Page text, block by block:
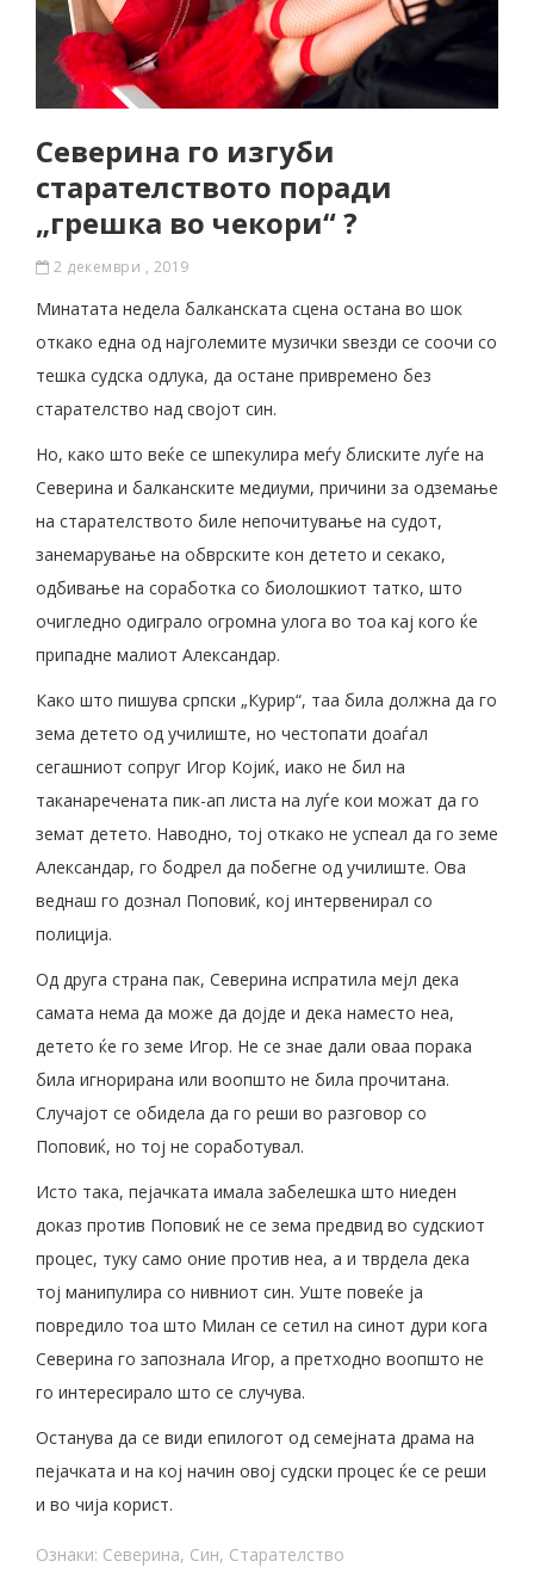
Северина го изгуби
старателството поради
„грешка во чекори“ ?
2 декември , 2019
Минатата недела балканската сцена остана во шок
откако една од најголемите музички ѕвезди се соочи со
тешка судска одлука, да остане привремено без
старателство над својот син.
Но, како што веќе се шпекулира меѓу блиските луѓе на
Северина и балканските медиуми, причини за одземање
на старателството биле непочитување на судот,
занемарување на обврските кон детето и секако,
одбивање на соработка со биолошкиот татко, што
очигледно одиграло огромна улога во тоа кај кого ќе
припадне малиот Александар.
Како што пишува српски „Курир“, таа била должна да го
зема детето од училиште, но честопати доаѓал
сегашниот сопруг Игор Којиќ, иако не бил на
таканаречената пик-ап листа на луѓе кои можат да го
земат детето. Наводно, тој откако не успеал да го земе
Александар, го бодрел да побегне од училиште. Ова
веднаш го дознал Поповиќ, кој интервенирал со
полиција.
Од друга страна пак, Северина испратила мејл дека
самата нема да може да дојде и дека наместо неа,
детето ќе го земе Игор. Не се знае дали оваа порака
била игнорирана или воопшто не била прочитана.
Случајот се обидела да го реши во разговор со
Поповиќ, но тој не соработувал.
Исто така, пејачката имала забелешка што ниеден
доказ против Поповиќ не се зема предвид во судскиот
процес, туку само оние против неа, а и тврдела дека
тој манипулира со нивниот син. Уште повеќе ја
повредило тоа што Милан се сетил на синот дури кога
Северина го запознала Игор, а претходно воопшто не
го интересирало што се случува.
Останува да се види епилогот од семејната драма на
пејачката и на кој начин овој судски процес ќе се реши
и во чија корист.
Ознаки: Северина, Син, Старателство